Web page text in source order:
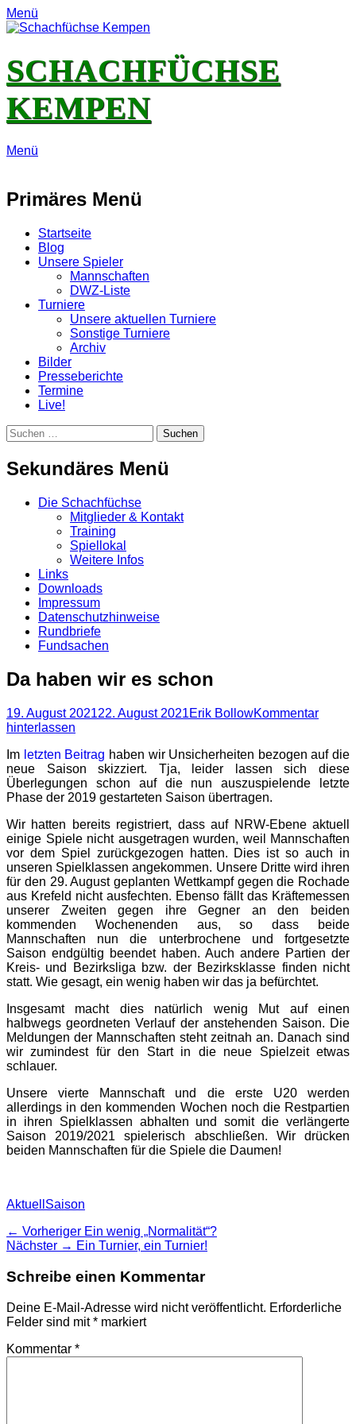
Menü
SCHACHFÜCHSE
KEMPEN
Menü
Primäres Menü
Zum
Inhalt
springen
Startseite
Blog
Unsere Spieler
Mannschaften
DWZ-Liste
Turniere
Unsere aktuellen Turniere
Sonstige Turniere
Archiv
Bilder
Presseberichte
Termine
Live!
Suchen
Suchen
nach:
Sekundäres Menü
Zum
Die Schachfüchse
Mitglieder & Kontakt
Training
Spiellokal
Weitere Infos
Links
Downloads
Impressum
Datenschutzhinweise
Rundbriefe
Fundsachen
Da haben wir es schon
Posted
on
19. August 202122. August 2021Autor
Erik BollowKommentar
hinterlassen
Im letzten Beitrag haben wir Unsicherheiten bezogen auf die
neue Saison skizziert. Tja, leider lassen sich diese
Überlegungen schon auf die nun auszuspielende letzte
Phase der 2019 gestarteten Saison übertragen.
Wir hatten bereits registriert, dass auf NRW-Ebene aktuell
einige Spiele nicht ausgetragen wurden, weil Mannschaften
vor dem Spiel zurückgezogen hatten. Dies ist so auch in
unseren Spielklassen angekommen. Unsere Dritte wird ihren
für den 29. August geplanten Wettkampf gegen die Rochade
aus Krefeld nicht ausfechten. Ebenso fällt das Kräftemessen
unserer Zweiten gegen ihre Gegner an den beiden
kommenden Wochenenden aus, so dass beide
Mannschaften nun die unterbrochene und fortgesetzte
Saison endgültig beendet haben. Auch andere Partien der
Kreis- und Bezirksliga bzw. der Bezirksklasse finden nicht
statt. Wie gesagt, ein wenig haben wir das ja befürchtet.
Insgesamt macht dies natürlich wenig Mut auf einen
halbwegs geordneten Verlauf der anstehenden Saison. Die
Meldungen der Mannschaften steht zeitnah an. Danach sind
wir zumindest für den Start in die neue Spielzeit etwas
schlauer.
Unsere vierte Mannschaft und die erste U20 werden
allerdings in den kommenden Wochen noch die Restpartien
in ihren Spielklassen abhalten und somit die verlängerte
Saison 2019/2021 spielerisch abschließen. Wir drücken
beiden Mannschaften für die Spiele die Daumen!
Kategorien
Aktuell Schlagworte
Saison
Beitragsnavigation
← Vorheriger Vorheriger
Beitrag:
Ein wenig „Normalität“?
Nächster → Nächster
Ein Turnier, ein Turnier!
Schreibe einen Kommentar
Deine E-Mail-Adresse wird nicht veröffentlicht. Erforderliche
Felder sind mit* markiert
Kommentar *